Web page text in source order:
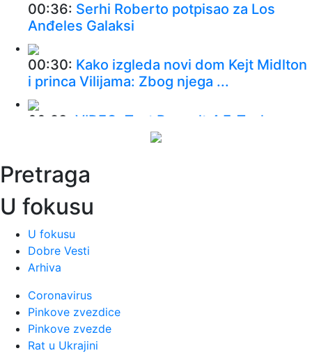
00:36: Serhi Roberto potpisao za Los
Anđeles Galaksi
00:30: Kako izgleda novi dom Kejt Midlton
i princa Vilijama: Zbog njega ...
00:28: VIDEO: Test Renault 4 E-Tech
avgust
00:24:Džeko u centru spektakla: Šalke
okupio više hiljada navijača
00:24:
Sloga, Sarajevo i Radnik remi...
00:20:Đura Đ. Trajković br. 26: Plejlista za
sivu zonu (Fontaines D....
Pretraga
U fokusu
U fokusu
Dobre Vesti
Arhiva
Coronavirus
Pinkove zvezdice
Pinkove zvezde
Rat u Ukrajini